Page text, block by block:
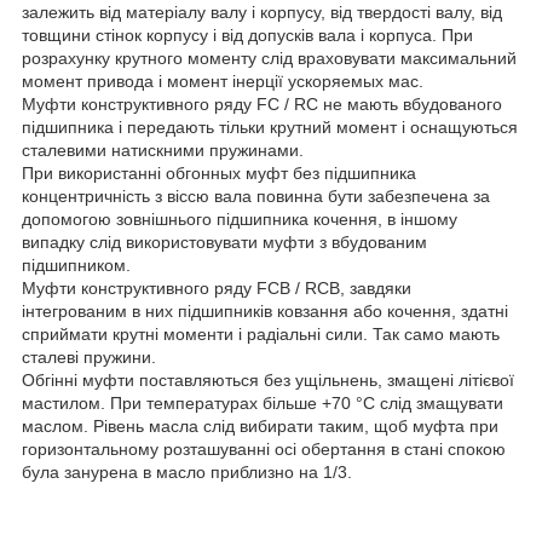
залежить від матеріалу валу і корпусу, від твердості валу, від
товщини стінок корпусу і від допусків вала і корпуса. При
розрахунку крутного моменту слід враховувати максимальний
момент привода і момент інерції ускоряемых мас.
Муфти конструктивного ряду FC / RC не мають вбудованого
підшипника і передають тільки крутний момент і оснащуються
сталевими натискними пружинами.
При використанні обгонных муфт без підшипника
концентричність з віссю вала повинна бути забезпечена за
допомогою зовнішнього підшипника кочення, в іншому
випадку слід використовувати муфти з вбудованим
підшипником.
Муфти конструктивного ряду FCB / RCB, завдяки
інтегрованим в них підшипників ковзання або кочення, здатні
сприймати крутні моменти і радіальні сили. Так само мають
сталеві пружини.
Обгінні муфти поставляються без ущільнень, змащені літієвої
мастилом. При температурах більше +70 °C слід змащувати
маслом. Рівень масла слід вибирати таким, щоб муфта при
горизонтальному розташуванні осі обертання в стані спокою
була занурена в масло приблизно на 1/3.